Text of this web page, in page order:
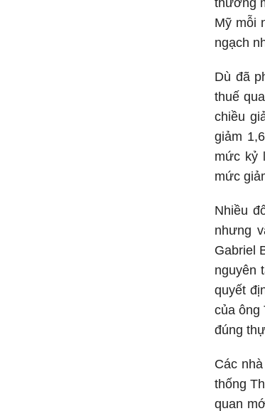
thương
Mỹ mỗi
ngạch
Dù đã
thuế
chiều
giảm
mức kỷ
mức
Nhiều
nhưng
Gabriel
nguyên
quyết
của ông
đúng
Các
thống
quan